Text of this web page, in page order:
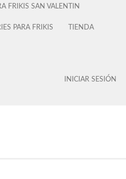
FRIKIS SAN VALENTIN
PARA FRIKIS TIENDA
INICIAR SESIÓN